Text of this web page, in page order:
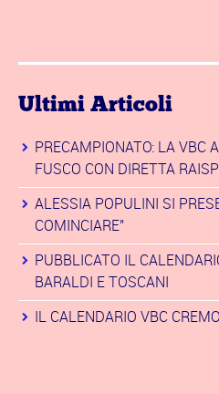
Ultimi Articoli
PRECAMPIONATO: LA VBC
FUSCO CON DIRETTA
ALESSIA POPULINI SI
COMINCIARE"
PUBBLICATO IL
BARALDI E TOSCANI
IL CALENDARIO VBC